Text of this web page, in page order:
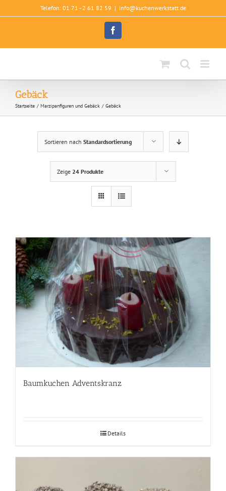
Inhalt
Telefon: 01 71 - 2 61 82 59 | info@kuchenwerkstatt.de
Facebook
Gebäck
Startseite Marzipanfiguren und Gebäck Gebäck
Sortieren nach Standardsortierung
Zeige 24 Produkte
Baumkuchen Adventskranz
Details